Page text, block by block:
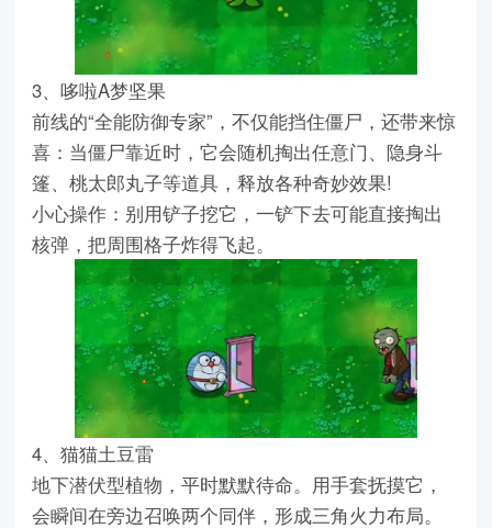
3、哆啦A梦坚果
前线的“全能防御专家”，不仅能挡住僵尸，还带来惊
喜：当僵尸靠近时，它会随机掏出任意门、隐身斗
篷、桃太郎丸子等道具，释放各种奇妙效果!
小心操作：别用铲子挖它，一铲下去可能直接掏出
核弹，把周围格子炸得飞起。
4、猫猫土豆雷
地下潜伏型植物，平时默默待命。用手套抚摸它，
会瞬间在旁边召唤两个同伴，形成三角火力布局。